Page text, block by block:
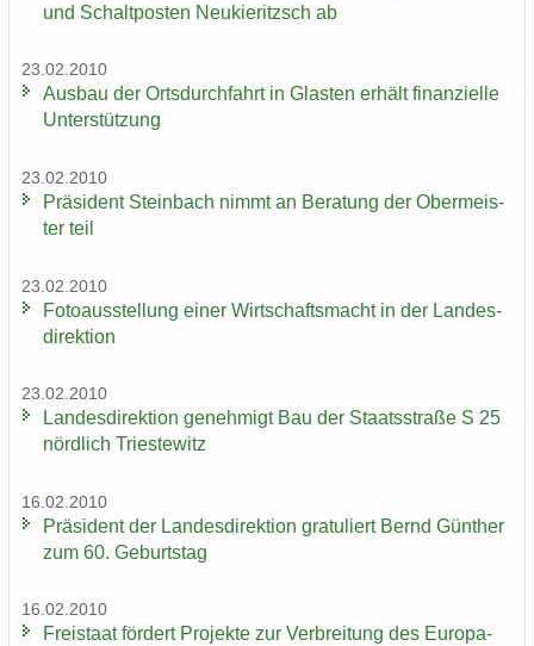
und Schalt­pos­ten Neu­kie­ritzsch ab
23.02.2010
Aus­bau der Orts­durch­fahrt in Glas­ten er­hält fi­nan­zi­el­le
Un­ter­stüt­zung
23.02.2010
Prä­si­dent Stein­bach nimmt an Be­ra­tung der Ober­meis­
ter teil
23.02.2010
Fo­to­aus­stel­lung einer Wirt­schafts­macht in der Lan­des­
di­rek­ti­on
23.02.2010
Lan­des­di­rek­ti­on ge­neh­migt Bau der Staats­stra­ße S 25
nörd­lich Tri­es­te­witz
16.02.2010
Prä­si­dent der Lan­des­di­rek­ti­on gra­tu­liert Bernd Gün­ther
zum 60. Ge­burts­tag
16.02.2010
Frei­staat för­dert Pro­jek­te zur Ver­brei­tung des Eu­ro­pa­